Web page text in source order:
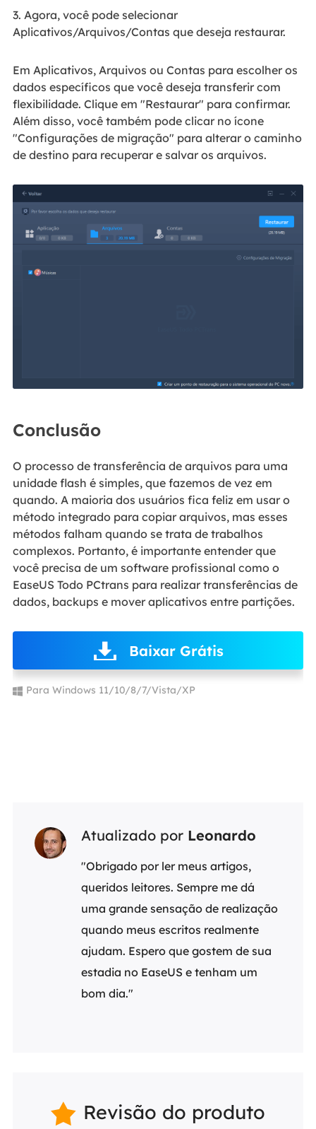
3. Agora, você pode selecionar
Aplicativos/Arquivos/Contas que deseja restaurar.
Em Aplicativos, Arquivos ou Contas para escolher os
dados específicos que você deseja transferir com
flexibilidade. Clique em "Restaurar" para confirmar.
Além disso, você também pode clicar no ícone
"Configurações de migração" para alterar o caminho
de destino para recuperar e salvar os arquivos.
Conclusão
O processo de transferência de arquivos para uma
unidade flash é simples, que fazemos de vez em
quando. A maioria dos usuários fica feliz em usar o
método integrado para copiar arquivos, mas esses
métodos falham quando se trata de trabalhos
complexos. Portanto, é importante entender que
você precisa de um software profissional como o
EaseUS Todo PCtrans para realizar transferências de
dados, backups e mover aplicativos entre partições.
Baixar Grátis
Para Windows 11/10/8/7/Vista/XP
Atualizado por Leonardo
"Obrigado por ler meus artigos,
queridos leitores. Sempre me dá
uma grande sensação de realização
quando meus escritos realmente
ajudam. Espero que gostem de sua
estadia no EaseUS e tenham um
bom dia."
 Revisão do produto